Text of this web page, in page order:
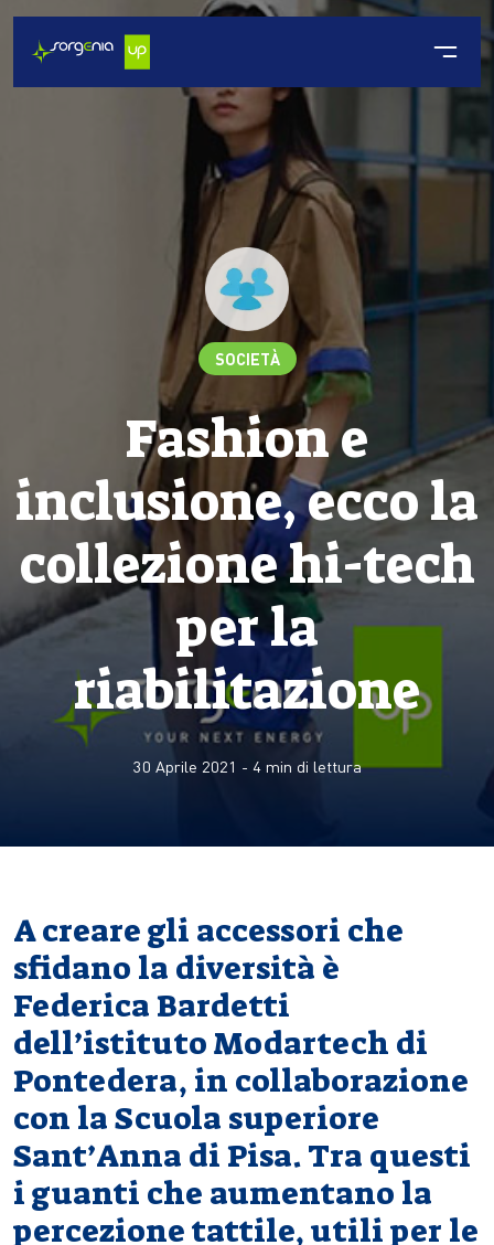
SOCIETÀ
Fashion e
inclusione, ecco la
collezione hi-tech
per la
riabilitazione
30 Aprile 2021 - 4min di lettura
A creare gli accessori che
sfidano la diversità è
Federica Bardetti
dell’istituto Modartech di
Pontedera, in collaborazione
con la Scuola superiore
Sant’Anna di Pisa. Tra questi
i guanti che aumentano la
percezione tattile, utili per le